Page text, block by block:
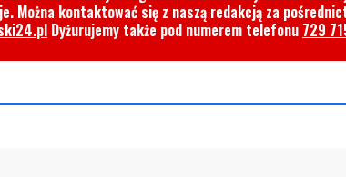
Można kontaktować się z naszą redakcją za
Dyżurujemy także pod numerem telefonu 729